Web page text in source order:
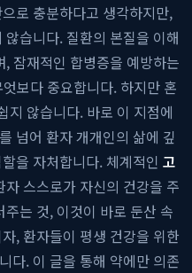
로 충분하다고 생각하지만,
습니다. 질환의 본질을 이해
잠재적인 합병증을 예방하는
보다 중요합니다. 하지만 혼
지 않습니다. 바로 이 지점에
넘어 환자 개개인의 삶에 깊
을 자처합니다. 체계적인 고
자 스스로가 자신의 건강을 주
는 것, 이것이 바로 둔산 속
, 환자들이 평생 건강을 위한
다. 이 글을 통해 약에만 의존